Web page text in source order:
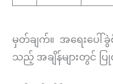
မှတ်ချက်။ အရေးပေါ်
သည့် အချိန်များတွင် ပ